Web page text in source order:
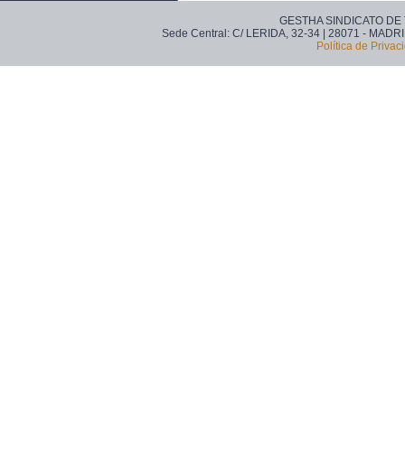
GESTHA SINDICATO
Sede Central: C/ LERIDA, 32-34 | 28071 -
Política de